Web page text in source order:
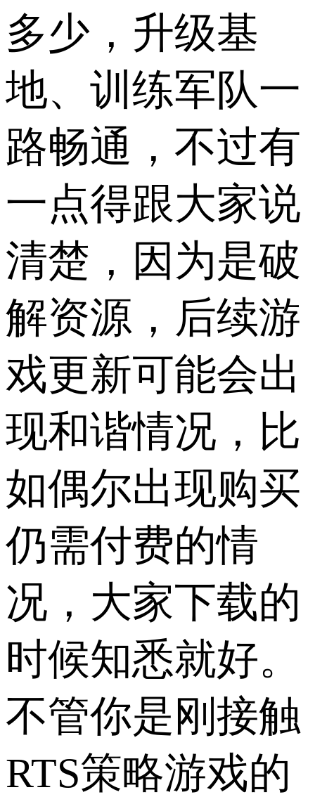
多少，升级基
地、训练军队一
路畅通，不过有
一点得跟大家说
清楚，因为是破
解资源，后续游
戏更新可能会出
现和谐情况，比
如偶尔出现购买
仍需付费的情
况，大家下载的
时候知悉就好。
不管你是刚接触
RTS策略游戏的